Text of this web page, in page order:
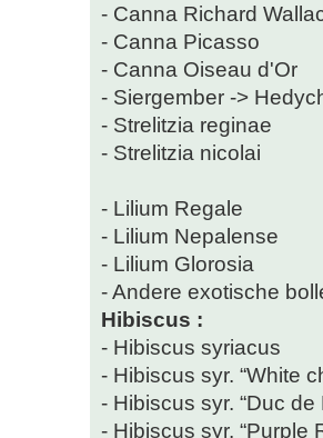
- Canna Richard
- Canna Picasso
- Canna Oiseau d'Or
- Siergember ->
- Strelitzia reginae
- Strelitzia nicolai
- Lilium Regale
- Lilium Nepalense
- Lilium Glorosia
- Andere exotische
Hibiscus :
- Hibiscus syriacus
- Hibiscus syr. “White
- Hibiscus syr. “Duc de
- Hibiscus syr. “Purple